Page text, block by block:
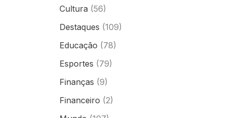
Cultura (56)
Destaques (109)
Educação (78)
Esportes (79)
Finanças (9)
Financeiro (2)